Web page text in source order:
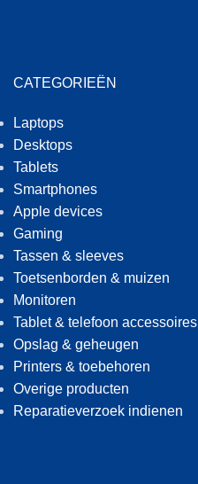
CATEGORIEËN
Laptops
Desktops
Tablets
Smartphones
Apple devices
Gaming
Tassen & sleeves
Toetsenborden & muizen
Monitoren
Tablet & telefoon accessoires
Opslag & geheugen
Printers & toebehoren
Overige producten
Reparatieverzoek indienen